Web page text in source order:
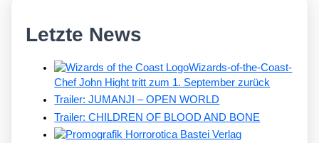
Letzte News
Wizards-of-the-Coast-
Chef John Hight tritt zum 1. September zurück
Trailer: JUMANJI – OPEN WORLD
Trailer: CHILDREN OF BLOOD AND BONE